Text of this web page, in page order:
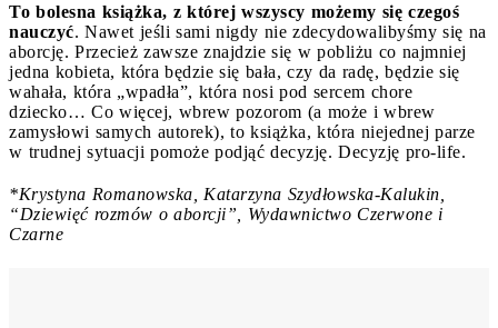
To bolesna książka, z której wszyscy możemy się czegoś
nauczyć. Nawet jeśli sami nigdy nie zdecydowalibyśmy się na
aborcję. Przecież zawsze znajdzie się w pobliżu co najmniej
jedna kobieta, która będzie się bała, czy da radę, będzie się
wahała, która „wpadła”, która nosi pod sercem chore
dziecko… Co więcej, wbrew pozorom (a może i wbrew
zamysłowi samych autorek), to książka, która niejednej parze
w trudnej sytuacji pomoże podjąć decyzję. Decyzję pro-life.
*Krystyna Romanowska, Katarzyna Szydłowska-Kalukin,
“Dziewięć rozmów o aborcji”, Wydawnictwo Czerwone i
Czarne